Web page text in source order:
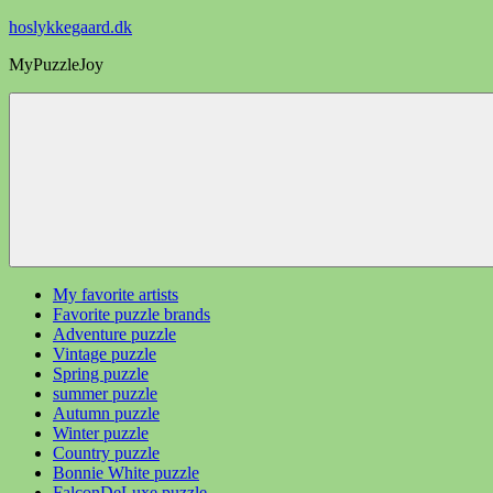
Videre
indhold
hoslykkegaard.dk
MyPuzzleJoy
My favorite artists
Favorite puzzle brands
Adventure puzzle
Vintage puzzle
Spring puzzle
summer puzzle
Autumn puzzle
Winter puzzle
Country puzzle
Bonnie White puzzle